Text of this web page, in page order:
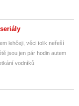
lehčeji, věci tolik neřeší
jsou jen pár hodin autem
vodníků